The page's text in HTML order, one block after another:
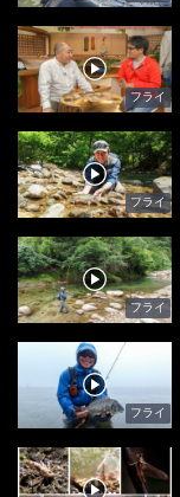
フライ
フライ
フライ
フライ